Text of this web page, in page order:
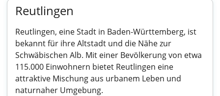
Reutlingen
Reutlingen, eine Stadt in Baden-Württemberg, ist
bekannt für ihre Altstadt und die Nähe zur
Schwäbischen Alb. Mit einer Bevölkerung von etwa
115.000 Einwohnern bietet Reutlingen eine
attraktive Mischung aus urbanem Leben und
naturnaher Umgebung.